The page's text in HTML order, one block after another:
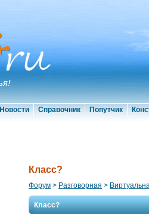
Новости Справочник Попутчик
Класс?
Форум > Разговорная >
Класс?